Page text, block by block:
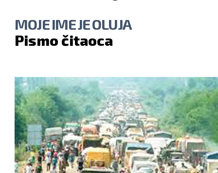
MOJE IME JE OLUJA
Pismo čitaoca